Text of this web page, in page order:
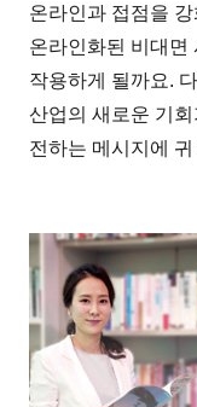
온라인과 접점을
온라인화된 비대면
작용하게 될까요.
산업의 새로운 기
전하는 메시지에